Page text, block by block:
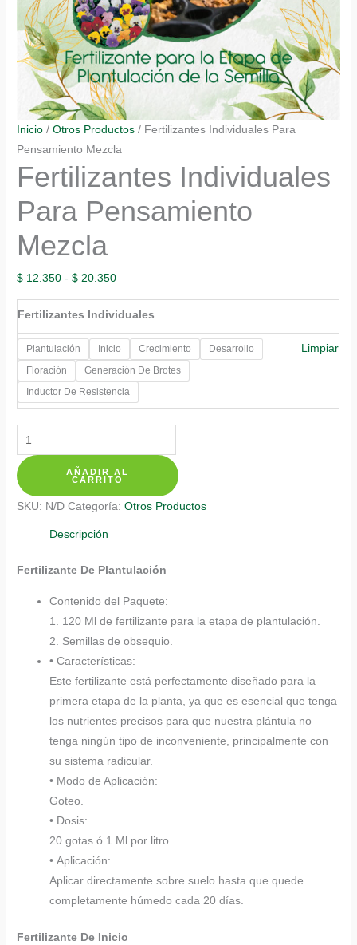
Inicio /Otros Productos / Fertilizantes Individuales Para
Pensamiento Mezcla
Fertilizantes Individuales
Para Pensamiento
Mezcla
$ 12.350 - $ 20.350Rango
de
precios:
desde
$ 12.350
hasta
$ 20.350
Fertilizantes Individuales
Plantulación Inicio Crecimiento
Desarrollo
Floración
Generación De Brotes
Inductor De Resistencia
Limpiar
Fertilizantes
Individuales
Para
Pensamiento
Mezcla
cantidad
AÑADIR AL
CARRITO
SKU: N/D Categoría:Otros Productos
Descripción
Fertilizante De Plantulación
Contenido del Paquete:
1. 120 Ml de fertilizante para la etapa de plantulación.
2. Semillas de obsequio.
• Características:
Este fertilizante está perfectamente diseñado para la
primera etapa de la planta, ya que es esencial que tenga
los nutrientes precisos para que nuestra plántula no
tenga ningún tipo de inconveniente, principalmente con
su sistema radicular.
• Modo de Aplicación:
Goteo.
• Dosis:
20 gotas ó 1 Ml por litro.
• Aplicación:
Aplicar directamente sobre suelo hasta que quede
completamente húmedo cada 20 días.
Fertilizante De Inicio